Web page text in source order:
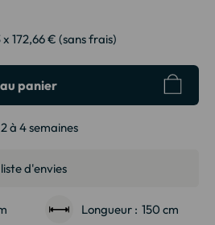
x 172,66 € (sans frais)
panier
2 à 4 semaines
d'envies
Longueur : 150 cm